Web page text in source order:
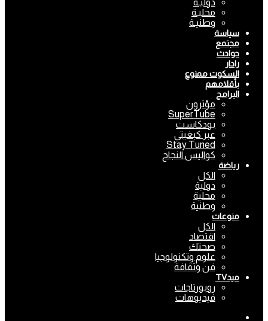
دوليـة
محليـة
وطنيـة
سياسة
مجتمع
حوادث
رادار
السكوت ممنوع
بأقلامهم
البرامج
مؤثرون
SuperTube
بودكاست
عبر كبغيتي
Stay Tuned
كواليس النجاح
رياضة
الكل
دولية
محلية
وطنية
منوعات
الكل
اقتصاد
صحتك
علوم وتكنولوجيا
فن وثقافة
ميدTV
روبورتاجات
فيديوهات